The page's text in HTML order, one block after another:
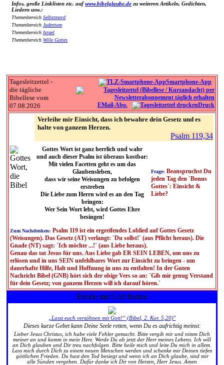
Infos, große Linklisten etc. aufwww.bibelglaube.de zu weiteren Artikeln, Gedichten,
Liedern usw.:
Themenbereich Selbstmord
Themenbereich Judentum
Themenbereich Israel
Themenbereich Wille Gottes
Tagesleitzettel -
die tägliche
Bibellese vom
07.08.2026
Smartphone-App
EMail-Abo. Druck
Verleihe mir Einsicht, dass ich bewahre dein Gesetz und es
halte von ganzem Herzen.
Psalm 119,34
Gottes Wort ist ganz herrlich und wahr
und auch dieser Psalm ist überaus kostbar:
Mit vielen Facetten geht es um das
Glaubensleben,
dass wir seine Weisungen zu befolgen
erstreben
Die Liebe zum Herrn wird es an den Tag
bringen:
Wer Sein Wort lebt, wird Gottes Ehre
besingen!
Frage: Beanspruchst Du
jeden Tag den `Bonus
Gottes`: Einsicht &
Liebe?
Zum Nachdenken: Psalm 119 ist ein ergreifendes Loblied auf Gottes Gesetz
(Weisungen). Das Gesetz (AT) verlangt: `Du sollst!` (aus Pflicht heraus). Die
Gnade (NT) sagt: `Ich möchte ...!` (aus Liebe heraus).
Genau das tat Jesus für uns. Aus Liebe gab ER SEIN LEBEN, um uns zu
erlösen und in uns SEIN unfehlbares Wort zur Einsicht zu bringen - um
dauerhafte Hilfe, Halt und Hoffnung in uns zu entfalten! In der Guten
Nachricht Bibel (GNB) hört sich der obige Vers so an: `Gib mir genug Verstand
für dein Gesetz; von ganzem Herzen will ich darauf hören.`
Friede mit Gott finden
„Lasst euch versöhnen mit Gott!“ (Bibel, 2. Kor. 5,20)"
Dieses kurze Gebet kann Deine Seele retten, wenn Du es aufrichtig meinst:
Lieber Jesus Christus, ich habe viele Fehler gemacht. Bitte vergib mir und nimm Dich
meiner an und komm in mein Herz. Werde Du ab jetzt der Herr meines Lebens. Ich will
an Dich glauben und Dir treu nachfolgen. Bitte heile mich und leite Du mich in allem.
Lass mich durch Dich zu einem neuen Menschen werden und schenke mir Deinen tiefen
göttlichen Frieden. Du hast den Tod besiegt und wenn ich an Dich glaube, sind mir
alle Sünden vergeben. Dafür danke ich Dir von Herzen, Herr Jesus. Amen